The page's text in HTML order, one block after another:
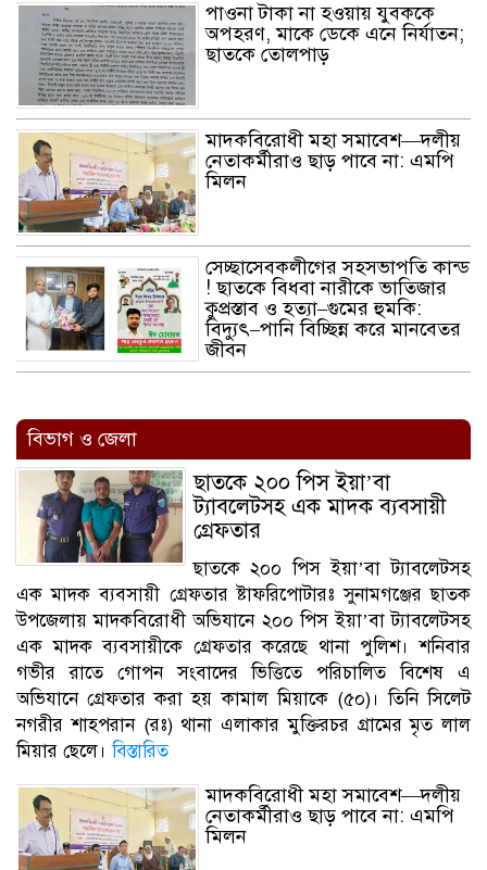
পাওনা টাকা না হওয়ায় যুবককে
অপহরণ, মাকে ডেকে এনে নির্যাতন;
ছাতকে তোলপাড়
মাদকবিরোধী মহা সমাবেশ—দলীয়
নেতাকর্মীরাও ছাড় পাবে না: এমপি
মিলন
সেচ্ছা‌সেবকলী‌গের সহসভাপ‌তি কান্ড
! ছাতকে বিধবা নারীকে ভাতিজার
কুপ্রস্তাব ও হত্যা–গুমের হুমকি:
বিদ্যুৎ–পানি বিচ্ছিন্ন করে মানবেতর
জীবন
বিভাগ ও জেলা
ছাতকে ২০০ পিস ইয়া’বা
ট্যাবলেটসহ এক মাদক ব্যবসায়ী
গ্রেফতার
ছাতকে ২০০ পিস ইয়া’বা ট্যাবলেটসহ
এক মাদক ব্যবসায়ী গ্রেফতার ষ্টাফ‌রি‌পোটারঃ সুনামগঞ্জের ছাতক
উপজেলায় মাদকবিরোধী অভিযানে ২০০ পিস ইয়া’বা ট্যাবলেটসহ
এক মাদক ব্যবসায়ীকে গ্রেফতার করেছে থানা পুলিশ। শনিবার
গভীর রাতে গোপন সংবাদের ভিত্তিতে পরিচালিত বিশেষ এ
অভিযানে গ্রেফতার করা হয় কামাল মিয়াকে (৫০)। তিনি সিলেট
নগরীর শাহপরান (রঃ) থানা এলাকার মুক্তিরচর গ্রামের মৃত লাল
মিয়ার ছেলে।বিস্তারিত
মাদকবিরোধী মহা সমাবেশ—দলীয়
নেতাকর্মীরাও ছাড় পাবে না: এমপি
মিলন